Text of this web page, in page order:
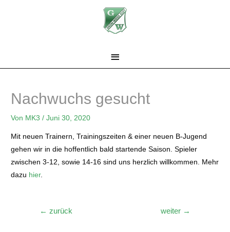
Hauptmenü
Nachwuchs gesucht
Von MK3/Juni 30, 2020
Mit neuen Trainern, Trainingszeiten & einer neuen B-Jugend
gehen wir in die hoffentlich bald startende Saison. Spieler
zwischen 3-12, sowie 14-16 sind uns herzlich willkommen. Mehr
dazu hier.
Beitragsnavigation
← zurück weiter →